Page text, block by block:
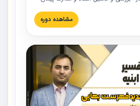
شریف ارائه شد. در این آموزش
و مدارک پیمان، اولویت بندی اسناد
عملی در این خصوص ارائه شده است.
مشاهده دوره